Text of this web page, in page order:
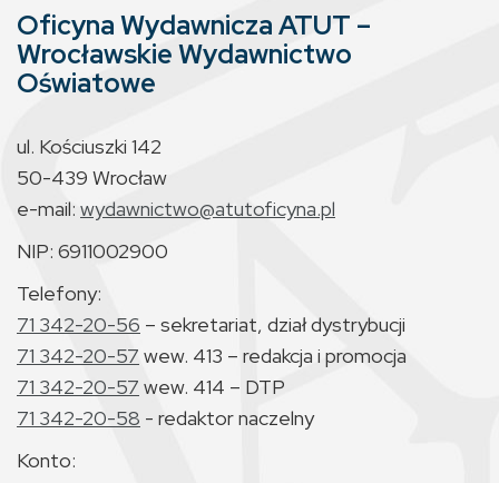
Oficyna Wydawnicza ATUT –
Wrocławskie Wydawnictwo
Oświatowe
ul. Kościuszki 142
50-439 Wrocław
e-mail: wydawnictwo@atutoficyna.pl
NIP: 6911002900
Telefony:
71 342-20-56 – sekretariat, dział dystrybucji
71 342-20-57 wew. 413 – redakcja i promocja
71 342-20-57 wew. 414 – DTP
71 342-20-58 - redaktor naczelny
Konto: